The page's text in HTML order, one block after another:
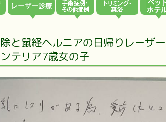
と鼠経ヘルニアの日帰りレーザ
テリア7歳女の子